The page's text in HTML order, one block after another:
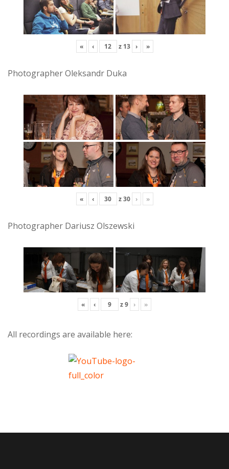
« ‹ z 13 › »
Photographer Oleksandr Duka
« ‹ z30 › »
Photographer Dariusz Olszewski
« ‹ z9 › »
All recordings are available here: